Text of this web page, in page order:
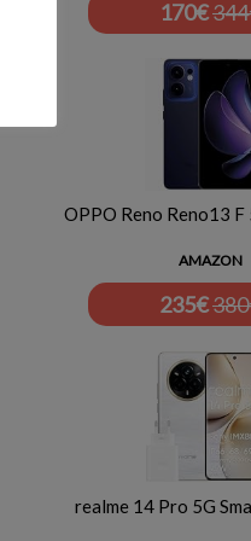
170€
OPPO Reno Reno13 F
AMAZON
235€
realme 14 Pro 5G